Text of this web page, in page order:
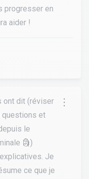
progresser en
aider !
ont dit (réviser
questions et
le
🗿)
Je
ce que je